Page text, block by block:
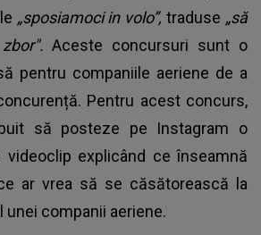
„sposiamoci in volo”,traduse „să
zbor".Aceste concursuri sunt o
pentru companiile aeriene de a
Pentru acest concurs,
să posteze pe Instagram o
explicând ce înseamnă
ar vrea să se căsătorească la
unei companii aeriene.